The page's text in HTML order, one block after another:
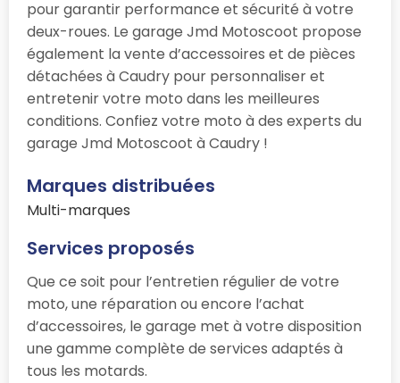
pour garantir performance et sécurité à votre
deux-roues. Le garage Jmd Motoscoot propose
également la vente d’accessoires et de pièces
détachées à Caudry pour personnaliser et
entretenir votre moto dans les meilleures
conditions. Confiez votre moto à des experts du
garage Jmd Motoscoot à Caudry !
Marques distribuées
Multi-marques
Services proposés
Que ce soit pour l’entretien régulier de votre
moto, une réparation ou encore l’achat
d’accessoires, le garage met à votre disposition
une gamme complète de services adaptés à
tous les motards.